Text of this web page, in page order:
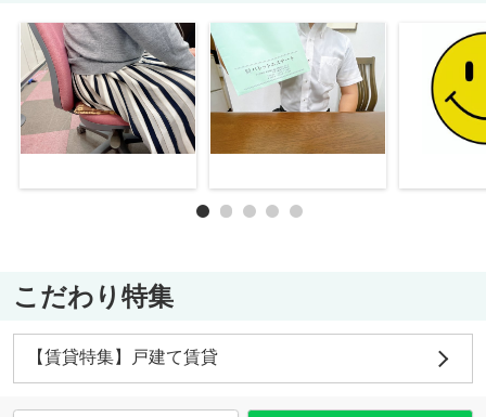
こだわり特集
【賃貸特集】戸建て賃貸